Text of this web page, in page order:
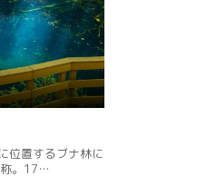
位置するブナ林に
称。17…